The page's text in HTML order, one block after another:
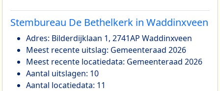
Stembureau De Bethelkerk in Waddinxveen
Adres: Bilderdijklaan 1, 2741AP Waddinxveen
Meest recente uitslag: Gemeenteraad 2026
Meest recente locatiedata: Gemeenteraad 2026
Aantal uitslagen: 10
Aantal locatiedata: 11